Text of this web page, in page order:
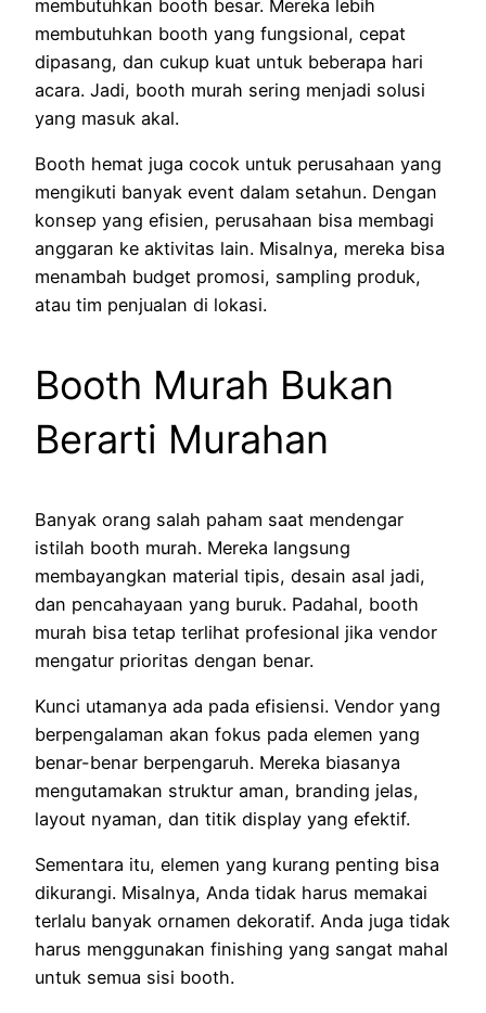
membutuhkan booth besar. Mereka lebih
membutuhkan booth yang fungsional, cepat
dipasang, dan cukup kuat untuk beberapa hari
acara. Jadi, booth murah sering menjadi solusi
yang masuk akal.
Booth hemat juga cocok untuk perusahaan yang
mengikuti banyak event dalam setahun. Dengan
konsep yang efisien, perusahaan bisa membagi
anggaran ke aktivitas lain. Misalnya, mereka bisa
menambah budget promosi, sampling produk,
atau tim penjualan di lokasi.
Booth Murah Bukan
Berarti Murahan
Banyak orang salah paham saat mendengar
istilah booth murah. Mereka langsung
membayangkan material tipis, desain asal jadi,
dan pencahayaan yang buruk. Padahal, booth
murah bisa tetap terlihat profesional jika vendor
mengatur prioritas dengan benar.
Kunci utamanya ada pada efisiensi. Vendor yang
berpengalaman akan fokus pada elemen yang
benar-benar berpengaruh. Mereka biasanya
mengutamakan struktur aman, branding jelas,
layout nyaman, dan titik display yang efektif.
Sementara itu, elemen yang kurang penting bisa
dikurangi. Misalnya, Anda tidak harus memakai
terlalu banyak ornamen dekoratif. Anda juga tidak
harus menggunakan finishing yang sangat mahal
untuk semua sisi booth.